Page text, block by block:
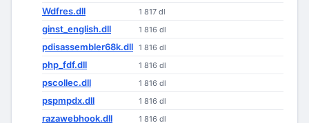
Wdfres.dll 1 817 dl
ginst_english.dll 1 816 dl
pdisassembler68k.dll 1 816 dl
php_fdf.dll 1 816 dl
pscollec.dll 1 816 dl
pspmpdx.dll 1 816 dl
razawebhook.dll 1 816 dl